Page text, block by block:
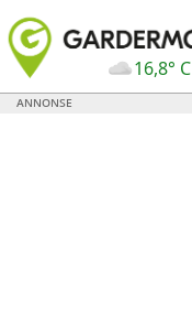
16,8° C